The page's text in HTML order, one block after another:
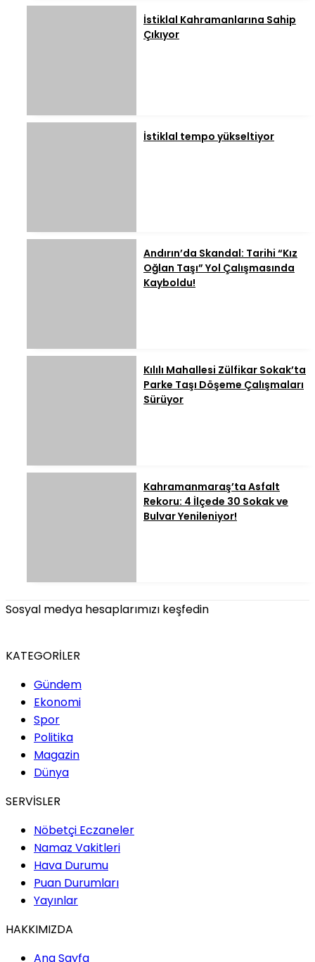
İstiklal Kahramanlarına Sahip
Çıkıyor
İstiklal tempo yükseltiyor
Andırın’da Skandal: Tarihi “Kız
Oğlan Taşı” Yol Çalışmasında
Kayboldu!
Kılılı Mahallesi Zülfikar Sokak’ta
Parke Taşı Döşeme Çalışmaları
Sürüyor
Kahramanmaraş’ta Asfalt
Rekoru: 4 İlçede 30 Sokak ve
Bulvar Yenileniyor!
Sosyal medya hesaplarımızı keşfedin
KATEGORİLER
Gündem
Ekonomi
Spor
Politika
Magazin
Dünya
SERVİSLER
Nöbetçi Eczaneler
Namaz Vakitleri
Hava Durumu
Puan Durumları
Yayınlar
HAKKIMIZDA
Ana Sayfa